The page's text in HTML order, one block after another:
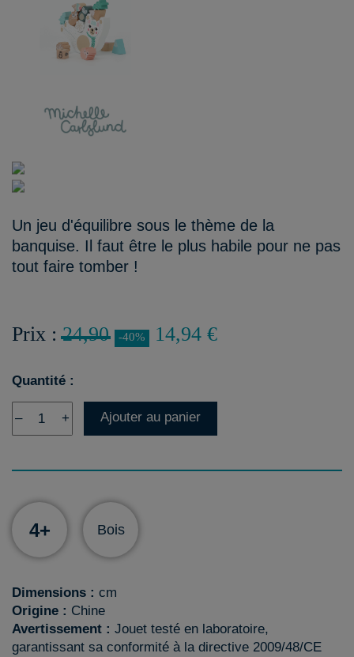
Un jeu d'équilibre sous le thème de la
banquise. Il faut être le plus habile pour ne pas
tout faire tomber !
Prix :24,90 -40% 14,94 €
Quantité :
– + Ajouter au panier
4+ Bois
Dimensions : cm
Origine : Chine
Avertissement : Jouet testé en laboratoire,
garantissant sa conformité à la directive 2009/48/CE